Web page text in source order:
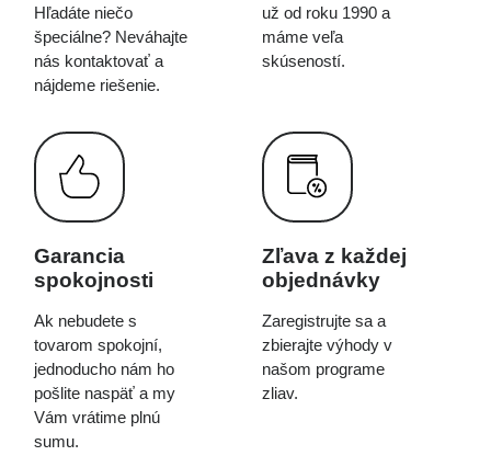
Hľadáte niečo
špeciálne? Neváhajte
nás kontaktovať a
nájdeme riešenie.
už od roku 1990 a
máme veľa
skúseností.
Garancia
spokojnosti
Ak nebudete s
tovarom spokojní,
jednoducho nám ho
pošlite naspäť a my
Vám vrátime plnú
sumu.
Zľava z každej
objednávky
Zaregistrujte sa a
zbierajte výhody v
našom programe
zliav.